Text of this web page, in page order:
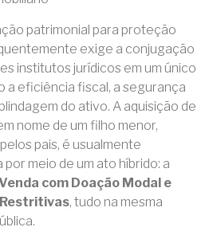
patrimonial para proteção
exige a conjugação
institutos jurídicos em um único
a eficiência fiscal, a segurança
do ativo. A aquisição de
nome de um filho menor,
pais, é usualmente
por meio de um ato híbrido: a
com Doação Modal e
, tudo na mesma